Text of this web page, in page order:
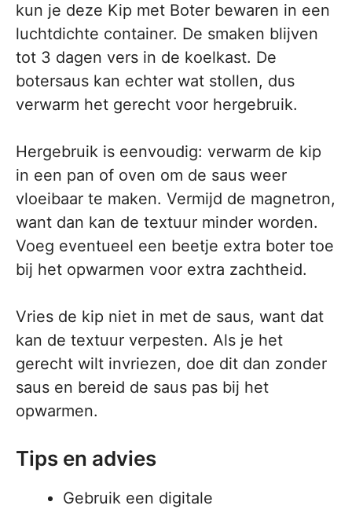
kun je deze Kip met Boter bewaren in een
luchtdichte container. De smaken blijven
tot 3 dagen vers in de koelkast. De
botersaus kan echter wat stollen, dus
verwarm het gerecht voor hergebruik.
Hergebruik is eenvoudig: verwarm de kip
in een pan of oven om de saus weer
vloeibaar te maken. Vermijd de magnetron,
want dan kan de textuur minder worden.
Voeg eventueel een beetje extra boter toe
bij het opwarmen voor extra zachtheid.
Vries de kip niet in met de saus, want dat
kan de textuur verpesten. Als je het
gerecht wilt invriezen, doe dit dan zonder
saus en bereid de saus pas bij het
opwarmen.
Tips en advies
Gebruik een digitale